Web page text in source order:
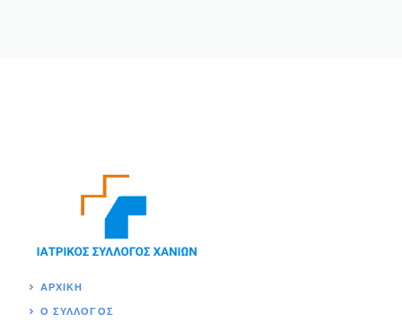
ΑΡΧΙΚΉ
Ο ΣΥΛΛΟΓΟΣ